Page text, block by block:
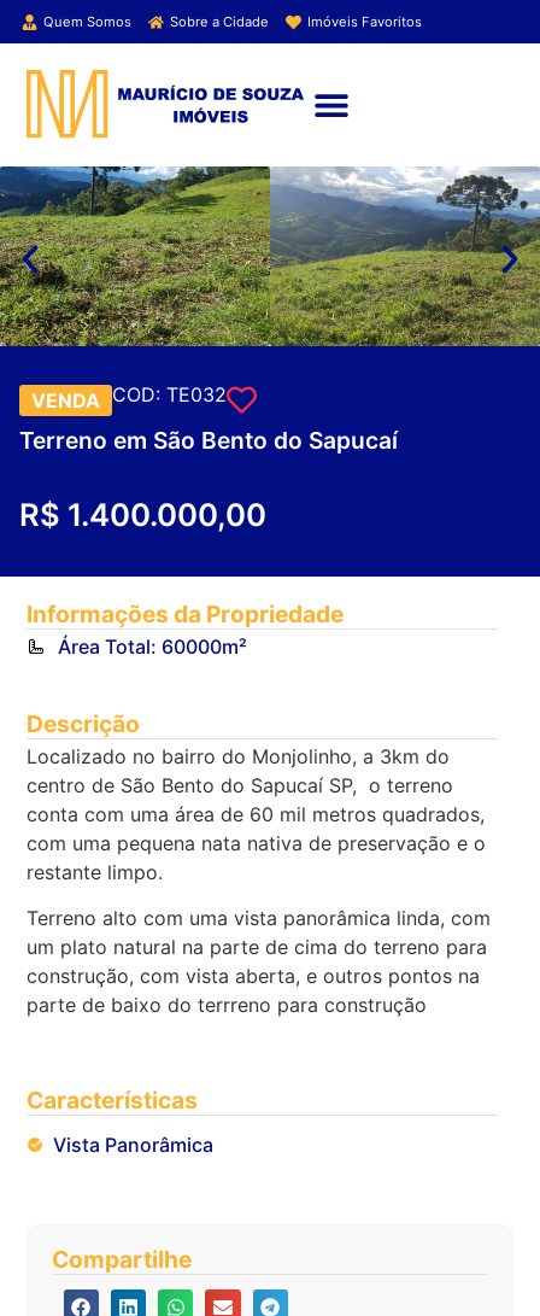
Quem Somos Sobre a Cidade Imóveis Favoritos
VENDA COD: TE032
Terreno em São Bento do Sapucaí
R$ 1.400.000,00
Informações da Propriedade
Área Total: 60000m²
Descrição
Localizado no bairro do Monjolinho, a 3km do
centro de São Bento do Sapucaí SP, o terreno
conta com uma área de 60 mil metros quadrados,
com uma pequena nata nativa de preservação e o
restante limpo.
Terreno alto com uma vista panorâmica linda, com
um plato natural na parte de cima do terreno para
construção, com vista aberta, e outros pontos na
parte de baixo do terrreno para construção
Características
Vista Panorâmica
Compartilhe